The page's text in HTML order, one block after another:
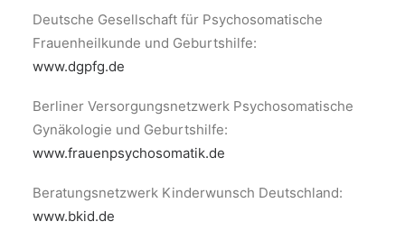
Deutsche Gesellschaft für Psychosomatische
Frauenheilkunde und Geburtshilfe:
www.dgpfg.de
Berliner Versorgungsnetzwerk Psychosomatische
Gynäkologie und Geburtshilfe:
www.frauenpsychosomatik.de
Beratungsnetzwerk Kinderwunsch Deutschland:
www.bkid.de